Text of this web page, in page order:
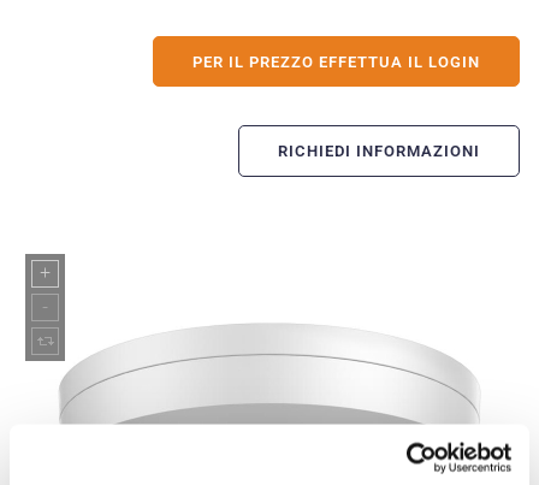
PER IL PREZZO EFFETTUA IL LOGIN
RICHIEDI INFORMAZIONI